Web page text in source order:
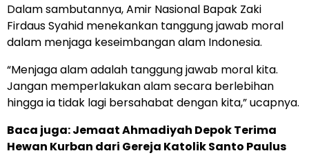
Dalam sambutannya, Amir Nasional Bapak Zaki
Firdaus Syahid menekankan tanggung jawab moral
dalam menjaga keseimbangan alam Indonesia.
“Menjaga alam adalah tanggung jawab moral kita.
Jangan memperlakukan alam secara berlebihan
hingga ia tidak lagi bersahabat dengan kita,” ucapnya.
Baca juga: Jemaat Ahmadiyah Depok Terima
Hewan Kurban dari Gereja Katolik Santo Paulus